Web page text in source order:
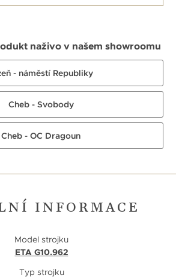
naživo v našem showroomu
- náměstí Republiky
Cheb - Svobody
Cheb - OC Dragoun
INFORMACE
Model strojku
ETA G10.962
Typ strojku